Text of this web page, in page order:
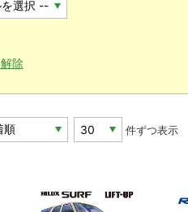
除
件ずつ表示